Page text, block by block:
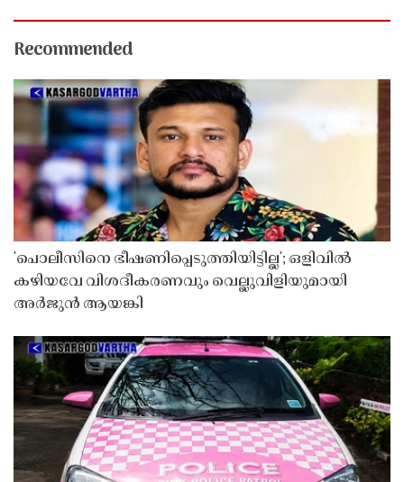
Recommended
'പൊലീസിനെ ഭീഷണിപ്പെടുത്തിയിട്ടില്ല'; ഒളിവിൽ
കഴിയവേ വിശദീകരണവും വെല്ലുവിളിയുമായി
അർജുൻ ആയങ്കി